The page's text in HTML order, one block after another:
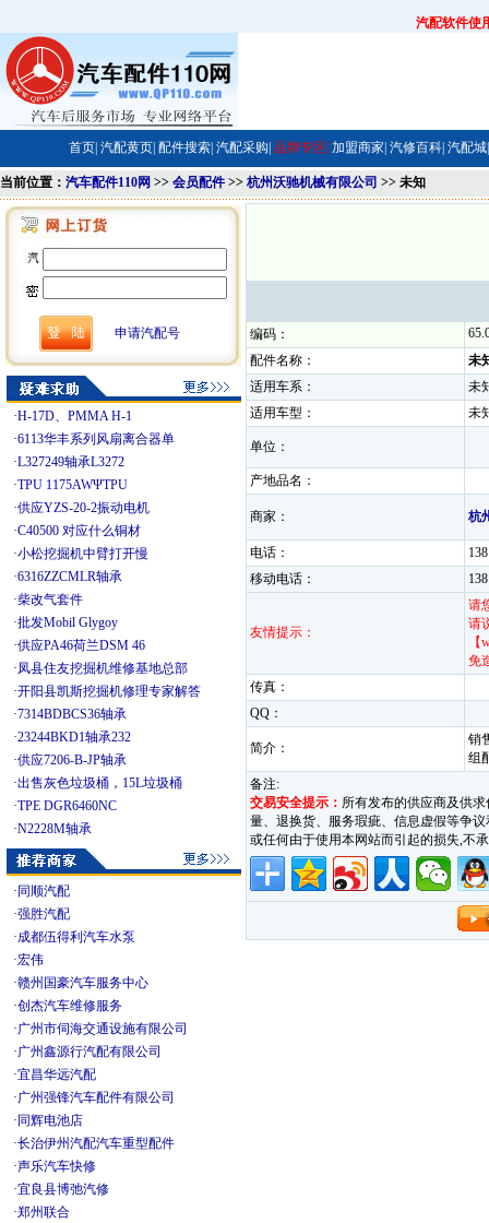
汽配软件使
首页| 汽配黄页| 配件搜索| 汽配采购| 品牌专区| 加盟商家| 汽修百科| 汽配城|
当前位置： 汽车配件110网 >> 会员配件 >> 杭州沃驰机械有限公司 >> 未知
申请汽配号
·H-17D、PMMA H-1
·6113华丰系列风扇离合器单
·L327249轴承L3272
·TPU 1175AWΨTPU
·供应YZS-20-2振动电机
·C40500 对应什么铜材
·小松挖掘机中臂打开慢
·6316ZZCMLR轴承
·柴改气套件
·批发Mobil Glygoy
·供应PA46荷兰DSM 46
·凤县住友挖掘机维修基地总部
·开阳县凯斯挖掘机修理专家解答
·7314BDBCS36轴承
·23244BKD1轴承232
·供应7206-B-JP轴承
·出售灰色垃圾桶，15L垃圾桶
·TPE DGR6460NC
·N2228M轴承
· 同顺汽配
·强胜汽配
·成都伍得利汽车水泵
·宏伟
·赣州国豪汽车服务中心
·创杰汽车维修服务
·广州市伺海交通设施有限公司
·广州鑫源行汽配有限公司
·宜昌华远汽配
·广州强锋汽车配件有限公司
· 同辉电池店
·长治伊州汽配汽车重型配件
·声乐汽车快修
·宜良县博弛汽修
·郑州联合
编码：
配件名称：
未
适用车系：
未
适用车型：
单位：
产地品名：
商家： 杭
电话：
移动电话：
友情提示：
请
请
免
传真：
QQ：
简介：
销
组
备注:
交易安全提示： 所有发布的供应商及供
量、退换货、服务瑕疵、信息虚假等争
或任何由于使用本网站而引起的损失,